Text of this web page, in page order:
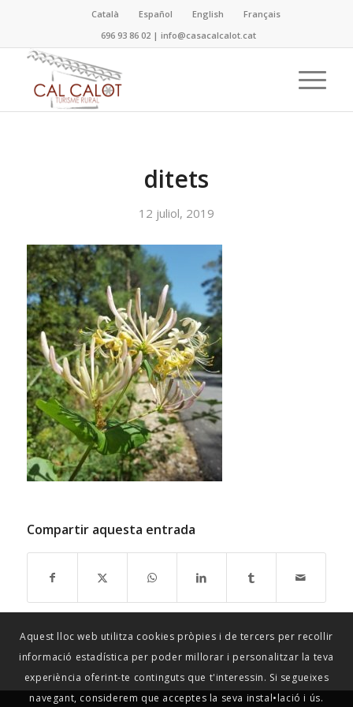
Català Español English
Français
696 93 86 02 |info@casacalcalot.cat
ditets
12 juliol, 2019
Compartir aquesta entrada
Aquest lloc web utilitza cookies pròpies i de tercers per recollir
informació estadística per poder millorar i personalitzar la teva
experiència oferint-te continguts que t'interessin. Si segueixes
navegant, considerem que acceptes la seva instal•lació i ús.